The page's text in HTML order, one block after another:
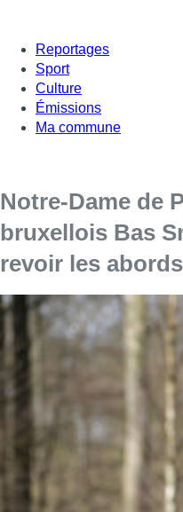
Reportages
Sport
Culture
Émissions
Ma commune
Notre-Dame de
bruxellois Bas
revoir les